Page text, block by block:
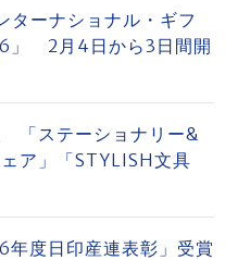
ターナショナル・ギフ
」 2月4日から3日間開
「ステーショナリー&
ア」「STYLISH文具
度日印産連表彰」受賞